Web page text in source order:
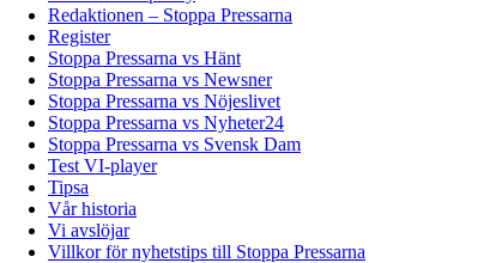
Redaktionen – Stoppa Pressarna
Register
Stoppa Pressarna vs Hänt
Stoppa Pressarna vs Newsner
Stoppa Pressarna vs Nöjeslivet
Stoppa Pressarna vs Nyheter24
Stoppa Pressarna vs Svensk Dam
Test VI-player
Tipsa
Vår historia
Vi avslöjar
Villkor för nyhetstips till Stoppa Pressarna